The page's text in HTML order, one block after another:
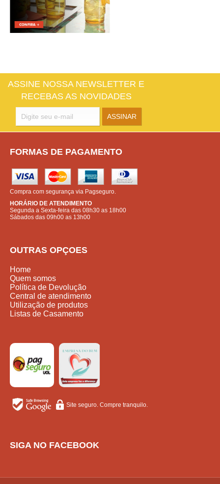
ASSINE NOSSA NEWSLETTER E
RECEBAS AS NOVIDADES
FORMAS DE PAGAMENTO
Compra com segurança via Pagseguro.
HORÁRIO DE ATENDIMENTO
Segunda a Sexta-feira das 08h30 as 18h00
Sábados das 09h00 as 13h00
OUTRAS OPÇOES
Home
Quem somos
Política de Devolução
Central de atendimento
Utilização de produtos
Listas de Casamento
Site seguro. Compre tranquilo.
SIGA NO FACEBOOK